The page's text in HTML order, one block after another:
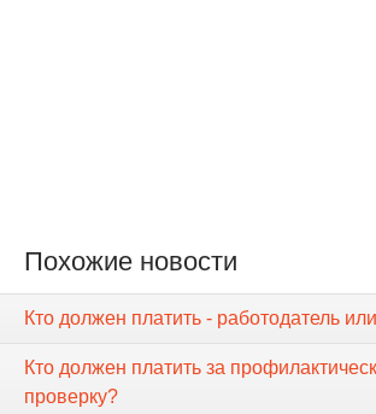
Похожие новости
Кто должен платить - работодатель
Кто должен платить за
проверку?